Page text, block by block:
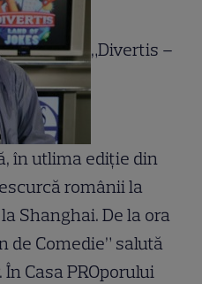
„Divertis –
în utlima ediţie din
românii la
Shanghai. De la ora
de Comedie” salută
Casa PROporului